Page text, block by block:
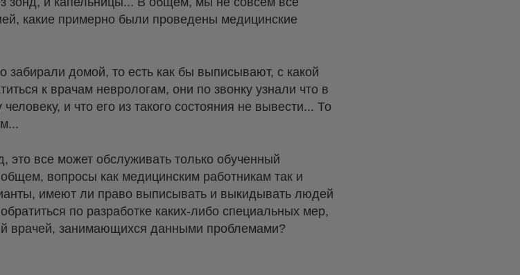
какие примерно были проведены медицинские
домой, то есть как бы выписывают, с какой
к врачам неврологам, они по звонку узнали что в
и что его из такого состояния не вывести... То
это все может обслуживать только обученный
вопросы как медицинским работникам так и
имеют ли право выписывать и выкидывать людей
по разработке каких-либо специальных мер,
врачей, занимающихся данными проблемами?